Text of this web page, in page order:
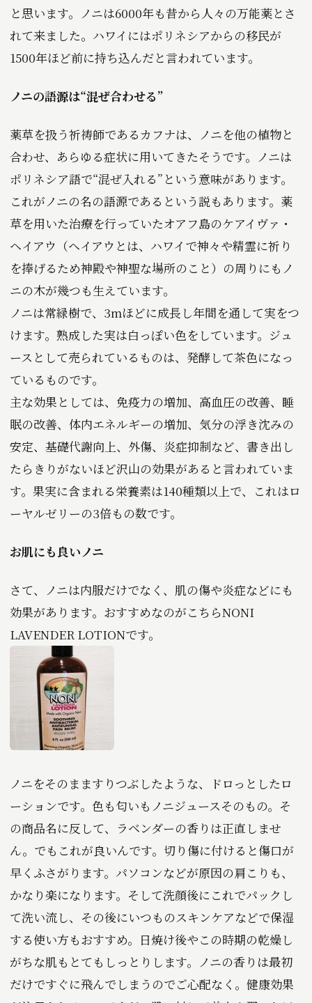
と思います。ノニは6000年も昔から人々の万能薬とさ
れて来ました。ハワイにはポリネシアからの移民が
1500年ほど前に持ち込んだと言われています。
ノニの語源は“混ぜ合わせる”
薬草を扱う祈祷師であるカフナは、ノニを他の植物と
合わせ、あらゆる症状に用いてきたそうです。ノニは
ポリネシア語で“混ぜ入れる”という意味があります。
これがノニの名の語源であるという説もあります。薬
草を用いた治療を行っていたオアフ島のケアイヴァ・
ヘイアウ（ヘイアウとは、ハワイで神々や精霊に祈り
を捧げるため神殿や神聖な場所のこと）の周りにもノ
ニの木が幾つも生えています。
ノニは常緑樹で、3mほどに成長し年間を通して実をつ
けます。熟成した実は白っぽい色をしています。ジュ
ースとして売られているものは、発酵して茶色になっ
ているものです。
主な効果としては、免疫力の増加、高血圧の改善、睡
眠の改善、体内エネルギーの増加、気分の浮き沈みの
安定、基礎代謝向上、外傷、炎症抑制など、書き出し
たらきりがないほど沢山の効果があると言われていま
す。果実に含まれる栄養素は140種類以上で、これはロ
ーヤルゼリーの3倍もの数です。
お肌にも良いノニ
さて、ノニは内服だけでなく、肌の傷や炎症などにも
効果があります。おすすめなのがこちらNONI
LAVENDER LOTIONです。
ノニをそのまますりつぶしたような、ドロっとしたロ
ーションです。色も匂いもノニジュースそのもの。そ
の商品名に反して、ラベンダーの香りは正直しませ
ん。でもこれが良いんです。切り傷に付けると傷口が
早くふさがります。パソコンなどが原因の肩こりも、
かなり楽になります。そして洗顔後にこれでパックし
て洗い流し、その後にいつものスキンケアなどで保湿
する使い方もおすすめ。日焼け後やこの時期の乾燥し
がちな肌もとてもしっとりします。ノニの香りは最初
だけですぐに飛んでしまうのでご心配なく。健康効果